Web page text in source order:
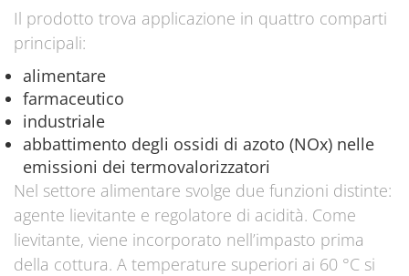
Il prodotto trova applicazione in quattro comparti
principali:
alimentare
farmaceutico
industriale
abbattimento degli ossidi di azoto (NOx) nelle
emissioni dei termovalorizzatori
Nel settore alimentare svolge due funzioni distinte:
agente lievitante e regolatore di acidità. Come
lievitante, viene incorporato nell’impasto prima
della cottura. A temperature superiori ai 60 °C si